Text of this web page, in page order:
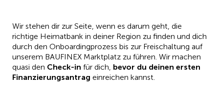
Wir stehen dir zur Seite, wenn es darum geht, die
richtige Heimatbank in deiner Region zu finden und dich
durch den Onboardingprozess bis zur Freischaltung auf
unserem BAUFINEX Marktplatz zu führen. Wir machen
quasi den Check-in für dich, bevor du deinen ersten
Finanzierungsantrag einreichen kannst.